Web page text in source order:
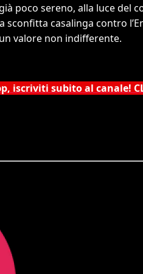
poco sereno, alla luce del
casalinga contro
valore non indifferente.
iscriviti subito al canale!